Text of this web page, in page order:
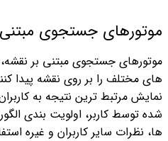
موتورهای جستجوی
موتورهای جستجوی مبتنی بر
های مختلف را بر روی نقشه پیدا
نمایش مرتبط ترین نتیجه به
شده توسط کاربر، اولویت بندی
ها، نظرات سایر کاربران و غیره